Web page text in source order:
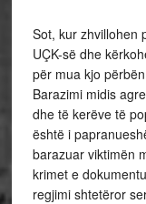
Sot, kur zhvillohen
UÇK-së dhe
për mua kjo
Barazimi midis
dhe të kerëve të
është i
barazuar viktimën
krimet e
regjimi shtetëror